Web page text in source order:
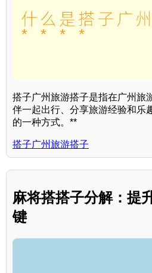
搭子广州旅游搭子是指在广州旅
伴一起出行、分享旅游经验和乐
的一种方式。**
搭子广州旅游搭子
麻将搭搭子分解：提
键